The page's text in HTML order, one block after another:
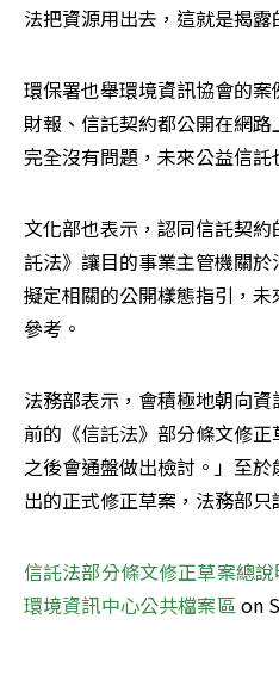
法把資源用出去，這就是揭露
環保署也舉環境資訊協會的案
財報、信託契約都公開在網
完全沒有問題，未來公益信託
文化部也表示，認同信託契
託法》讓目的事業主管機關
擬定相關的公開樣態指引，
參考。
法務部表示，會積極地朝向
前的《信託法》部分條文修正
之後會通盤做出檢討。」至
出的正式修正草案，法務部只
信託法部分條文修正草案總
環境資訊中心公共檔案區 on